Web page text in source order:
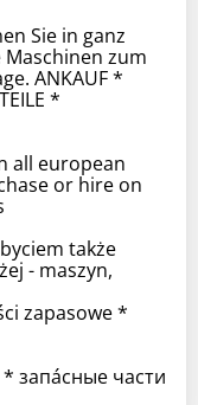
Sie in ganz
zum
ANKAUF *
*
all european
or hire on
także
- maszyn,
zapasowe *
запáсные части